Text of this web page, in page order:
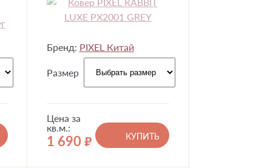
Бренд: PIXEL Китай
Размер
Цена за
кв.м.:
1 690 руб.
КУПИТЬ